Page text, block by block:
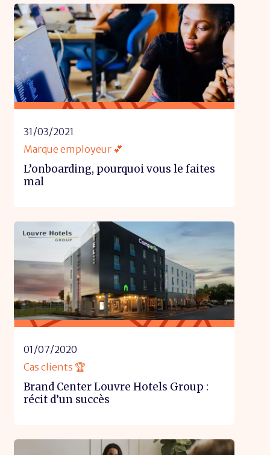
31/03/2021
Marque employeur 💕
L’onboarding, pourquoi vous le faites
mal
01/07/2020
Cas clients 🏆
Brand Center Louvre Hotels Group :
récit d’un succès